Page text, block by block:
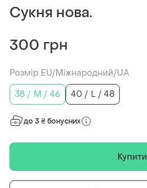
Сукня нова.
300 грн
Розмір EU/Міжнародний/UA
38 / M / 46
40 / L / 48
до 3 ₴ бонусних
Купити